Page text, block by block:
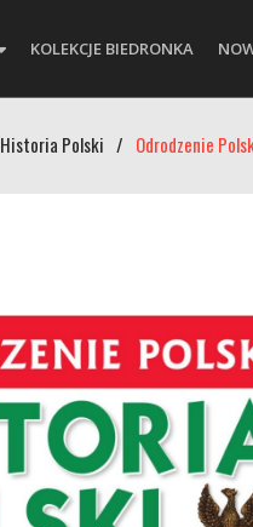
KOLEKCJE BIEDRONKA
Historia Polski / Odrodzenie